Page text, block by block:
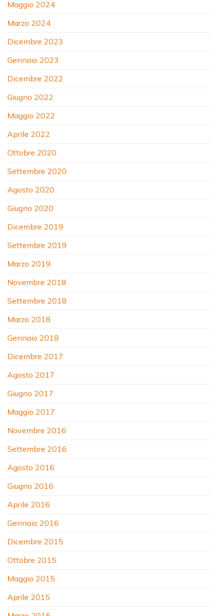
Maggio 2024
Marzo 2024
Dicembre 2023
Gennaio 2023
Dicembre 2022
Giugno 2022
Maggio 2022
Aprile 2022
Ottobre 2020
Settembre 2020
Agosto 2020
Giugno 2020
Dicembre 2019
Settembre 2019
Marzo 2019
Novembre 2018
Settembre 2018
Marzo 2018
Gennaio 2018
Dicembre 2017
Agosto 2017
Giugno 2017
Maggio 2017
Novembre 2016
Settembre 2016
Agosto 2016
Giugno 2016
Aprile 2016
Gennaio 2016
Dicembre 2015
Ottobre 2015
Maggio 2015
Aprile 2015